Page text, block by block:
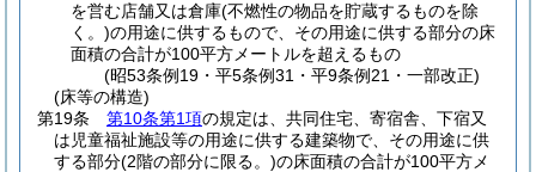
を営む店舗又は倉庫(不燃性の物品を貯蔵するものを除
く。)の用途に供するもので、その用途に供する部分の床
面積の合計が100平方メートルを超えるもの
(昭53条例19・平5条例31・平9条例21・一部改正)
(床等の構造)
第19条
第10条第1項の規定は、共同住宅、寄宿舎、下宿又
は児童福祉施設等の用途に供する建築物で、その用途に供
する部分(2階の部分に限る。)の床面積の合計が100平方メ